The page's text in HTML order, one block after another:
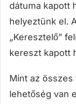
dátuma kapott
helyeztünk el.
„Keresztelő”
kereszt kapott
Mint az
lehetőség van